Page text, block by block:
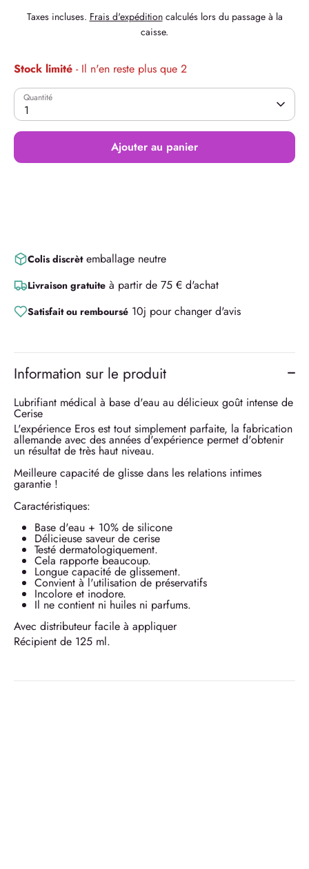
Taxes incluses. Frais d'expéditioncalculés lors du passage à la
caisse.
Stock limité - Il n'en reste plus que 2
Quantité
1
Ajouter au panier
Colis discrètemballage neutre
Livraison gratuite à partir de 75 € d'achat
Satisfait ou remboursé 10j pour changer d'avis
Information sur le produit
Lubrifiant médical à base d'eau au délicieux goût intense de
Cerise
L'expérience Eros est tout simplement parfaite, la fabrication
allemande avec des années d'expérience permet d'obtenir
un résultat de très haut niveau.
Meilleure capacité de glisse dans les relations intimes
garantie !
Caractéristiques:
Base d'eau + 10% de silicone
Délicieuse saveur de cerise
Testé dermatologiquement.
Cela rapporte beaucoup.
Longue capacité de glissement.
Convient à l'utilisation de préservatifs
Incolore et inodore.
Il ne contient ni huiles ni parfums.
Avec distributeur facile à appliquer
Récipient de 125 ml.